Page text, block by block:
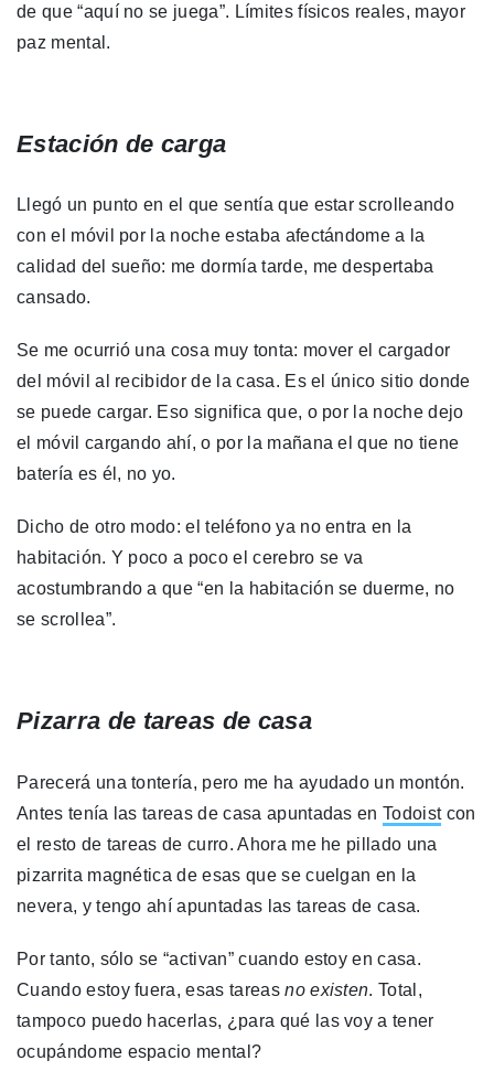
de que “aquí no se juega”. Límites físicos reales, mayor
paz mental.
Estación de carga
Llegó un punto en el que sentía que estar scrolleando
con el móvil por la noche estaba afectándome a la
calidad del sueño: me dormía tarde, me despertaba
cansado.
Se me ocurrió una cosa muy tonta: mover el cargador
del móvil al recibidor de la casa. Es el único sitio donde
se puede cargar. Eso significa que, o por la noche dejo
el móvil cargando ahí, o por la mañana el que no tiene
batería es él, no yo.
Dicho de otro modo: el teléfono ya no entra en la
habitación. Y poco a poco el cerebro se va
acostumbrando a que “en la habitación se duerme, no
se scrollea”.
Pizarra de tareas de casa
Parecerá una tontería, pero me ha ayudado un montón.
Antes tenía las tareas de casa apuntadas enTodoistcon
el resto de tareas de curro. Ahora me he pillado una
pizarrita magnética de esas que se cuelgan en la
nevera, y tengo ahí apuntadas las tareas de casa.
Por tanto, sólo se “activan” cuando estoy en casa.
Cuando estoy fuera, esas tareasno existen. Total,
tampoco puedo hacerlas, ¿para qué las voy a tener
ocupándome espacio mental?